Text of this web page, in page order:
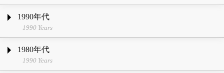
1990年代
1990 Years
1980年代
1990 Years